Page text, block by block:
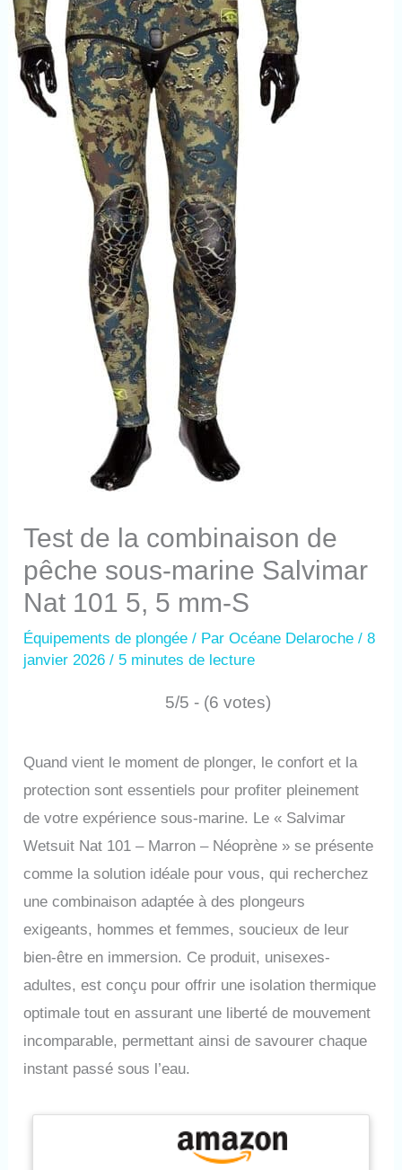
Test de la combinaison de
pêche sous-marine Salvimar
Nat 101 5, 5 mm-S
Équipements de plongée / ParOcéane Delaroche/8
janvier 2026/ 5 minutes de lecture
5/5 - (6 votes)
Quand vient le moment de plonger, le confort et la
protection sont essentiels pour profiter pleinement
de votre expérience sous-marine. Le « Salvimar
Wetsuit Nat 101 – Marron – Néoprène » se présente
comme la solution idéale pour vous, qui recherchez
une combinaison adaptée à des plongeurs
exigeants, hommes et femmes, soucieux de leur
bien-être en immersion. Ce produit, unisexes-
adultes, est conçu pour offrir une isolation thermique
optimale tout en assurant une liberté de mouvement
incomparable, permettant ainsi de savourer chaque
instant passé sous l’eau.